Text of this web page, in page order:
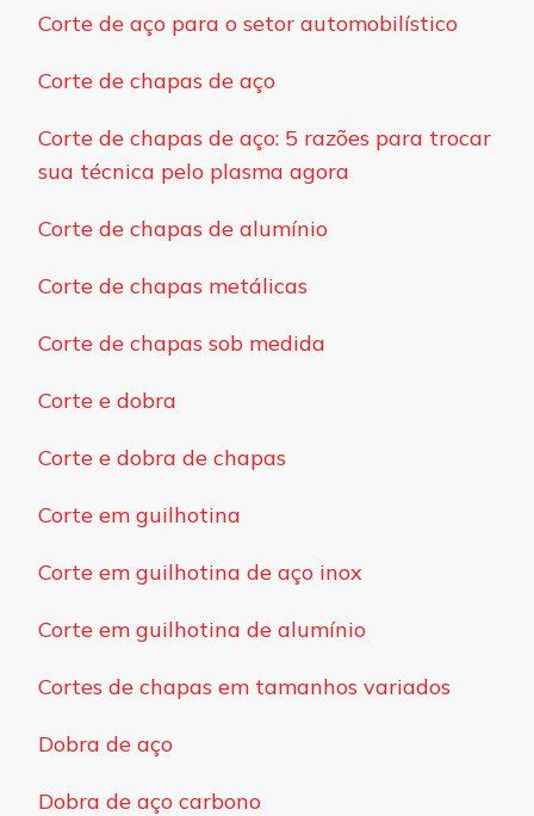
Corte de aço para o setor automobilístico
Corte de chapas de aço
Corte de chapas de aço: 5 razões para trocar
sua técnica pelo plasma agora
Corte de chapas de alumínio
Corte de chapas metálicas
Corte de chapas sob medida
Corte e dobra
Corte e dobra de chapas
Corte em guilhotina
Corte em guilhotina de aço inox
Corte em guilhotina de alumínio
Cortes de chapas em tamanhos variados
Dobra de aço
Dobra de aço carbono